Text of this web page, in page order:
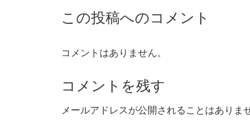
この投稿へのコメント
コメントはありません。
コメントを残す
メールアドレスが公開されることはありませ